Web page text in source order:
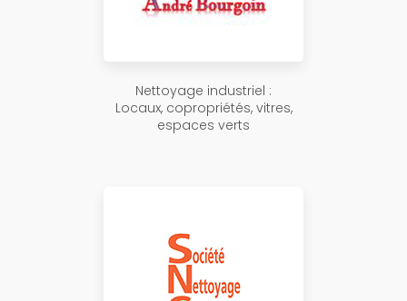
Nettoyage industriel :
Locaux, copropriétés, vitres,
espaces verts